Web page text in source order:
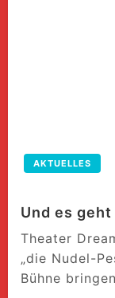
AKTUELLES
Und es geht
Theater
„die Nudel-
Bühne bringen